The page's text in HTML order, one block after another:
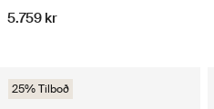
5.759 kr
25% Tilboð